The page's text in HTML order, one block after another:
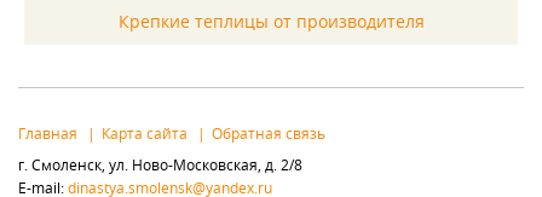
Крепкие теплицы от производителя
Главная Карта сайта
Обратная связь
г. Смоленск, ул. Ново-Московская, д. 2/8
E-mail:dinastya.smolensk@yandex.ru